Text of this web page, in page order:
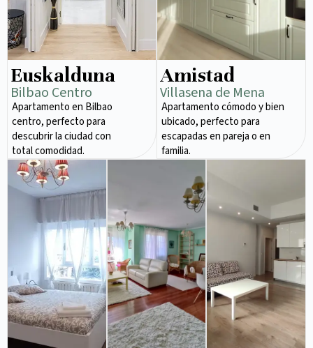
Euskalduna
Bilbao Centro
Apartamento en Bilbao
centro, perfecto para
descubrir la ciudad con
total comodidad.
Amistad
Villasena de Mena
Apartamento cómodo y bien
ubicado, perfecto para
escapadas en pareja o en
familia.